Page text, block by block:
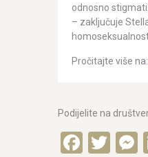
odnosno
– zaključuje
Pročitajte više na:
Podijelite na